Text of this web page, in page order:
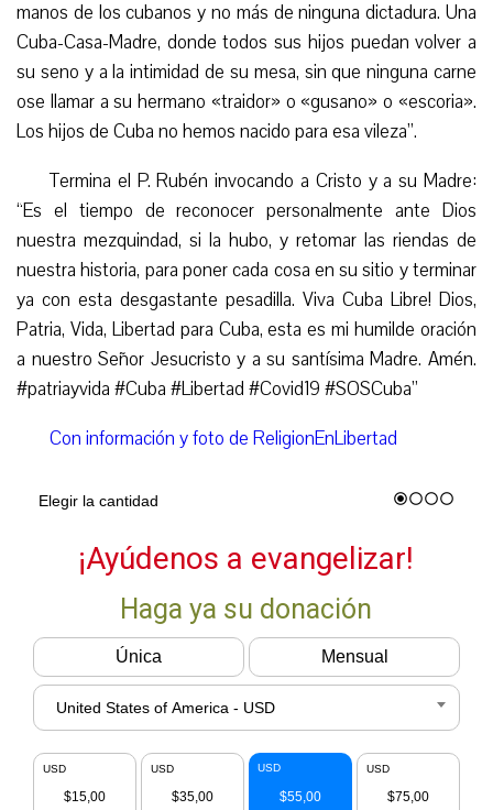
manos de los cubanos y no más de ninguna dictadura. Una
Cuba-Casa-Madre, donde todos sus hijos puedan volver a
su seno y a la intimidad de su mesa, sin que ninguna carne
ose llamar a su hermano «traidor» o «gusano» o «escoria».
Los hijos de Cuba no hemos nacido para esa vileza”.
Termina el P. Rubén invocando a Cristo y a su Madre:
“Es el tiempo de reconocer personalmente ante Dios
nuestra mezquindad, si la hubo, y retomar las riendas de
nuestra historia, para poner cada cosa en su sitio y terminar
ya con esta desgastante pesadilla. Viva Cuba Libre! Dios,
Patria, Vida, Libertad para Cuba, esta es mi humilde oración
a nuestro Señor Jesucristo y a su santísima Madre. Amén.
#patriayvida #Cuba #Libertad #Covid19 #SOSCuba”
Con información y foto de ReligionEnLibertad